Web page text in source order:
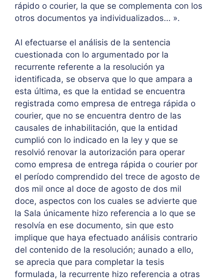
rápido o courier, la que se complementa con los
otros documentos ya individualizados… ».
Al efectuarse el análisis de la sentencia
cuestionada con lo argumentado por la
recurrente referente a la resolución ya
identificada, se observa que lo que ampara a
esta última, es que la entidad se encuentra
registrada como empresa de entrega rápida o
courier, que no se encuentra dentro de las
causales de inhabilitación, que la entidad
cumplió con lo indicado en la ley y que se
resolvió renovar la autorización para operar
como empresa de entrega rápida o courier por
el período comprendido del trece de agosto de
dos mil once al doce de agosto de dos mil
doce, aspectos con los cuales se advierte que
la Sala únicamente hizo referencia a lo que se
resolvía en ese documento, sin que esto
implique que haya efectuado análisis contrario
del contenido de la resolución; aunado a ello,
se aprecia que para completar la tesis
formulada, la recurrente hizo referencia a otras